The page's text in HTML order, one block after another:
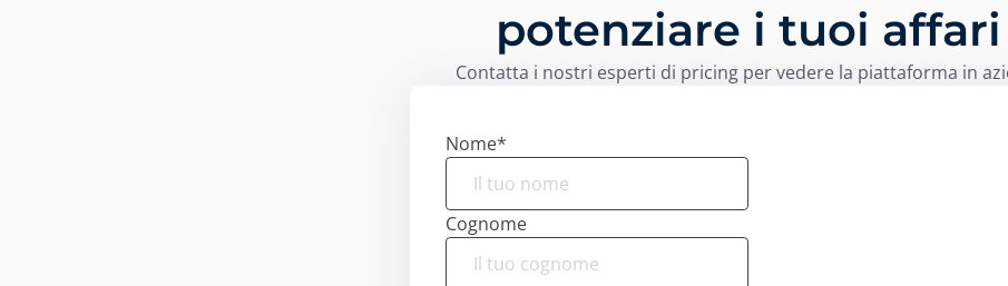
potenziare i tuoi affari
Contatta i nostri esperti di pricing per vedere la piattaforma in
Nome*
Cognome